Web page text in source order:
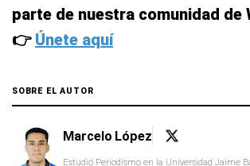
parte de nuestra comunidad de
👉 Únete aquí
SOBRE EL AUTOR
Marcelo López
Estudió Periodismo en la Universidad Jaime